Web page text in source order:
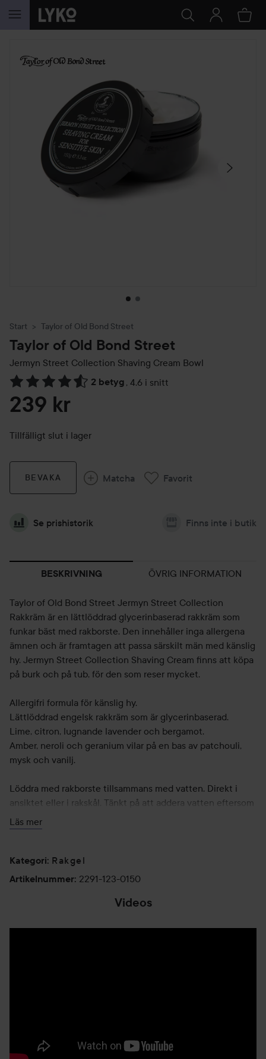
HOPPA TILL INNEHÅLLET
HOPPA ÖVER SEKTIONEN
Start Taylor of Old Bond Street
Taylor of Old Bond Street
Jermyn Street Collection Shaving Cream Bowl
2 betyg , 4.6 i snitt
Hoppa till Betyg & kommentarer
239 kr
Tillfälligt slut i lager
BEVAKA Matcha Favorit
Se prishistorik Finns inte i butik
BESKRIVNING ÖVRIG INFORMATION
Taylor of Old Bond Street Jermyn Street Collection
Rakkräm är en lättlöddrad glycerinbaserad rakkräm som
funkar bäst med rakborste. Den innehåller inga allergena
ämnen och är framtagen att passa särskilt män med känslig
hy. Jermyn Street Collection Shaving Cream finns att köpa
på burk och på tub, för den som reser mycket.
Allergifri formula för känslig hy.
Lättlöddrad engelsk rakkräm som är glycerinbaserad.
Lime, citron, lugnande lavender och bergamot.
Amber, neroli och geranium vilar på en bas av patchouli,
mysk och vanilj.
Löddra med rakborste tillsammans med vatten. Direkt i
ansiktet eller i rakskål. Tänkt på att addera vatten eftersom
tills du får ett krämigt och skönt lödder.
Läs mer
Kategori: Rakgel
Artikelnummer: 2291-123-0150
Videos